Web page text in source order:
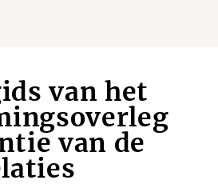
van het
van de